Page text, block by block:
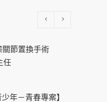
關節置換手術
任
年－青春專案】